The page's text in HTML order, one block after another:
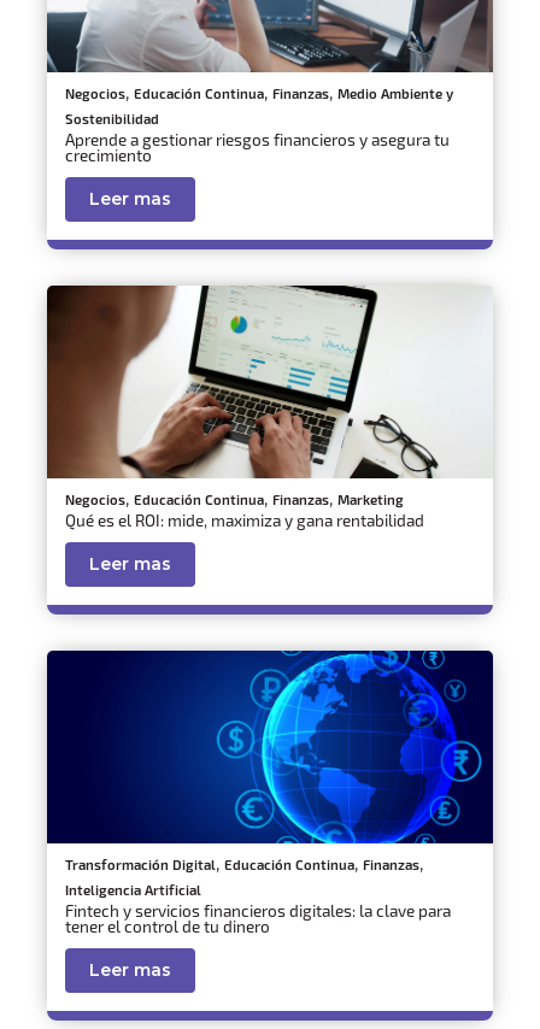
Negocios, Educación Continua, Finanzas, Medio Ambiente y
Sostenibilidad
Aprende a gestionar riesgos financieros y asegura tu
crecimiento
Leer mas
Negocios, Educación Continua, Finanzas, Marketing
Qué es el ROI: mide, maximiza y gana rentabilidad
Leer mas
Transformación Digital, Educación Continua, Finanzas,
Inteligencia Artificial
Fintech y servicios financieros digitales: la clave para
tener el control de tu dinero
Leer mas